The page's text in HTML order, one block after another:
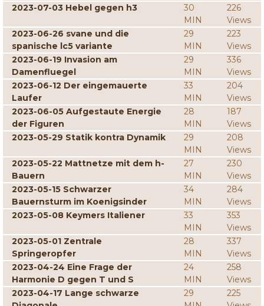
2023-07-03 Hebel gegen h3
30
MIN
226
Views
2023-06-26 svane und die
spanische lc5 variante
29
MIN
223
Views
2023-06-19 Invasion am
Damenfluegel
29
MIN
336
Views
2023-06-12 Der eingemauerte
Laufer
33
MIN
204
Views
2023-06-05 Aufgestaute Energie
der Figuren
28
MIN
187
Views
2023-05-29 Statik kontra Dynamik
29
MIN
208
Views
2023-05-22 Mattnetze mit dem h-
Bauern
27
MIN
230
Views
2023-05-15 Schwarzer
Bauernsturm im Koenigsinder
34
MIN
284
Views
2023-05-08 Keymers Italiener
33
MIN
353
Views
2023-05-01 Zentrale
Springeropfer
28
MIN
337
Views
2023-04-24 Eine Frage der
Harmonie D gegen T und S
24
MIN
258
Views
2023-04-17 Lange schwarze
29
225